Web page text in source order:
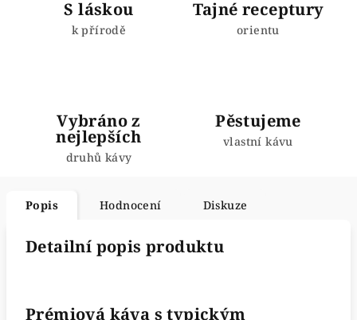
S láskou
k přírodě
Tajné receptury
orientu
Vybráno z
nejlepších
druhů kávy
Pěstujeme
vlastní kávu
Popis Hodnocení Diskuze
Detailní popis produktu
Prémiová káva s typickým